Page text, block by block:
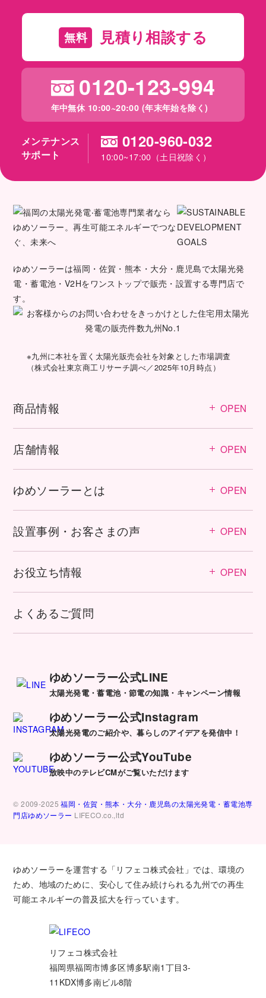
無料 見積り相談する
0120-123-994
年中無休 10:00~20:00 (年末年始を除く)
メンテナンス
サポート
0120-960-032
10:00~17:00（土日祝除く）
ゆめソーラーは福岡・佐賀・熊本・大分・鹿児島で太陽光発
電・蓄電池・V2Hをワンストップで販売・設置する専門店で
す。
※九州に本社を置く太陽光販売会社を対象とした市場調査
（株式会社東京商工リサーチ調べ／2025年10月時点）
ゆめソーラー公式LINE
太陽光発電・蓄電池・節電の知識・キャンペーン情報
ゆめソーラー公式Instagram
太陽光発電のご紹介や、暮らしのアイデアを発信中！
ゆめソーラー公式YouTube
放映中のテレビCMがご覧いただけます
商品情報 OPEN
店舗情報 OPEN
ゆめソーラーとは OPEN
設置事例・お客さまの声 OPEN
お役立ち情報 OPEN
よくあるご質問
© 2009-2025福岡・佐賀・熊本・大分・鹿児島の太陽光発電・蓄電池専
門店ゆめソーラー LIFECO.co.,ltd
ゆめソーラーを運営する「リフェコ株式会社」では、環境の
ため、地域のために、安心して住み続けられる九州での再生
可能エネルギーの普及拡大を行っています。
リフェコ株式会社
福岡県福岡市博多区博多駅南1丁目3-
11KDX博多南ビル8階